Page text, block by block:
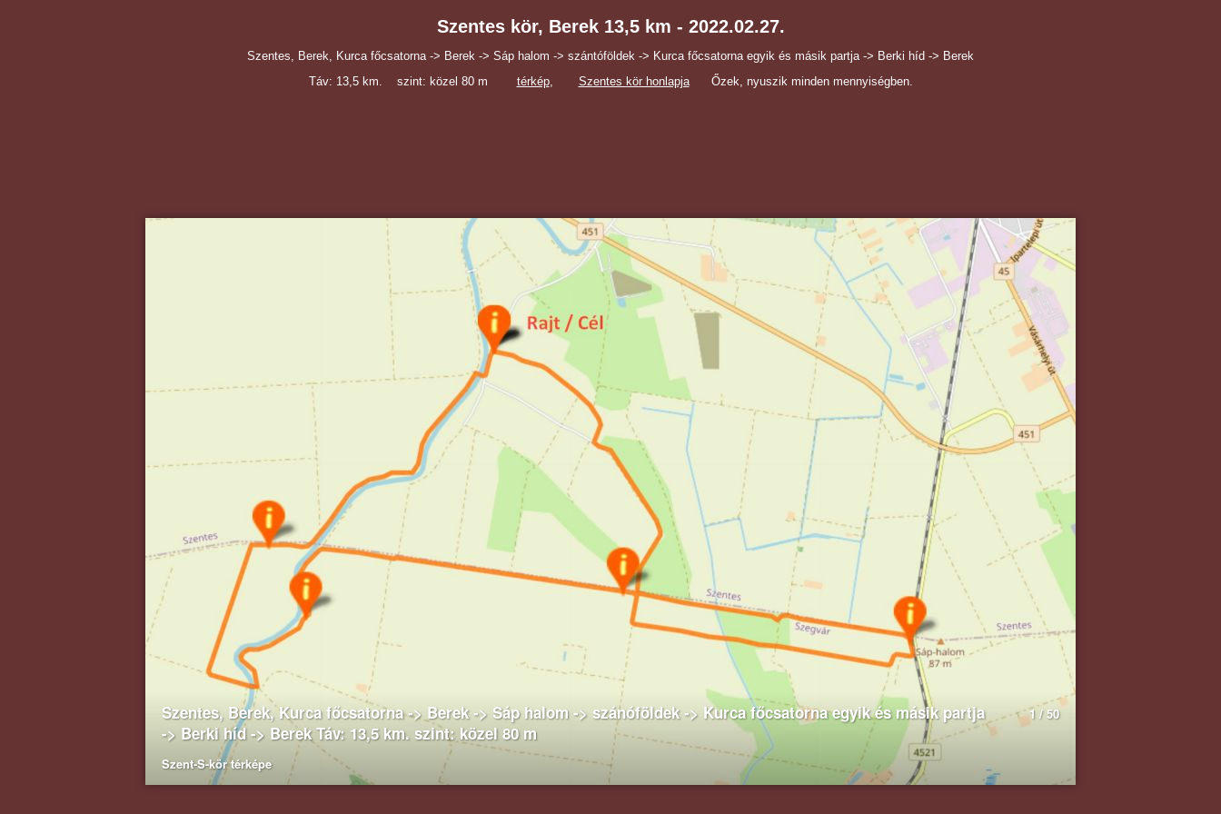
Szentes kör, Berek 13,5 km - 2022.02.27.
Szentes, Berek, Kurca főcsatorna -> Berek -> Sáp halom -> szántóföldek -> Kurca főcsatorna egyik és másik partja -> Berki híd -> Berek
Táv: 13,5 km. szint: közel 80 m térkép, Szentes kör honlapjaŐzek, nyuszik minden mennyiségben.
1 / 50
Szentes, Berek, Kurca főcsatorna -> Berek -> Sáp halom -> szánóföldek -> Kurca főcsatorna egyik és másik partja
-> Berki híd -> Berek Táv: 13,5 km. szint: közel 80 m
Szent-S-kör térképe